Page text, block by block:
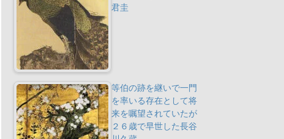
君圭
等伯の跡を継いで一門
を率いる存在として将
来を嘱望されていたが
２６歳で早世した長谷